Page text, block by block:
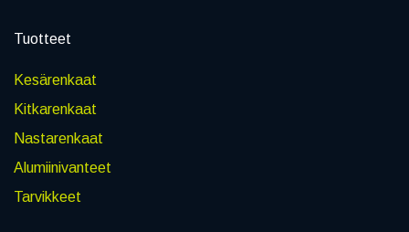
Tuotteet
Kesärenkaat
Kitkarenkaat
Nastarenkaat
Alumiinivanteet
Tarvikkeet